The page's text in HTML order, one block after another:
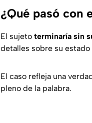
¿Qué pasó con
El sujeto terminaría sin
detalles sobre su estado
El caso refleja una
pleno de la palabra.